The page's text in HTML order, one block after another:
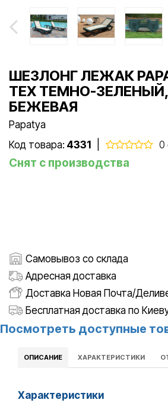
ШЕЗЛОНГ ЛЕЖАК
TEX ТЕМНО-
БЕЖЕВАЯ
Papatya
Код товара: 4331 0
Снят с производства
Самовывоз со склада
Адресная доставка
Доставка Новая Почта/
Бесплатная доставка по
Посмотреть доступные
ОПИСАНИЕ ХАРАКТЕРИСТИКИ
Характеристики